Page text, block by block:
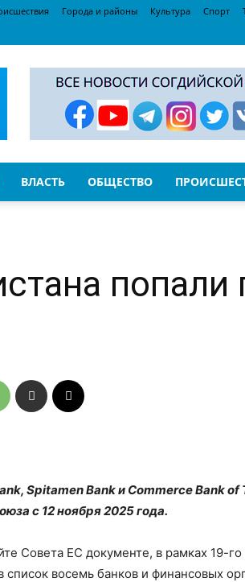
Города и районы Культура Спорт
ВЛАСТЬ ОБЩЕСТВО
попали
Spitamen Bank и Commerce Bank
с 12 ноября 2025 года.
Совета ЕС документе, в рамках 19-го
восемь банков и финансовых